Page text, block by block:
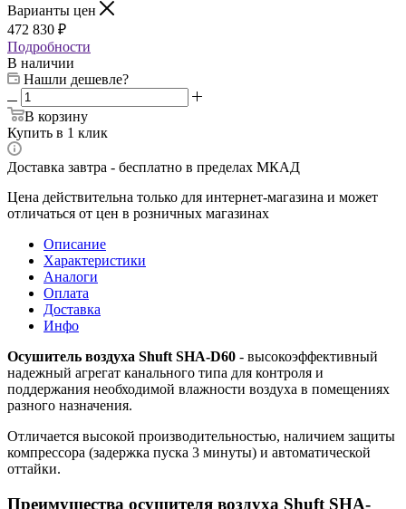
Варианты цен
472 830 ₽
Подробности
В наличии
Нашли дешевле?
В корзину
Купить в 1 клик
Доставка завтра - бесплатно в пределах МКАД
Цена действительна только для интернет-магазина и может
отличаться от цен в розничных магазинах
Описание
Характеристики
Аналоги
Оплата
Доставка
Инфо
Осушитель воздуха Shuft SHA-D60 - высокоэффективный
надежный агрегат канального типа для контроля и
поддержания необходимой влажности воздуха в помещениях
разного назначения.
Отличается высокой производительностью, наличием защиты
компрессора (задержка пуска 3 минуты) и автоматической
оттайки.
Преимущества осушителя воздуха Shuft SHA-